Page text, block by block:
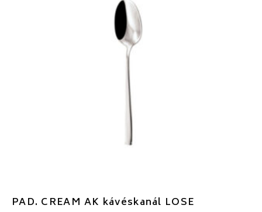
PAD. CREAM AK kávéskanál LOSE